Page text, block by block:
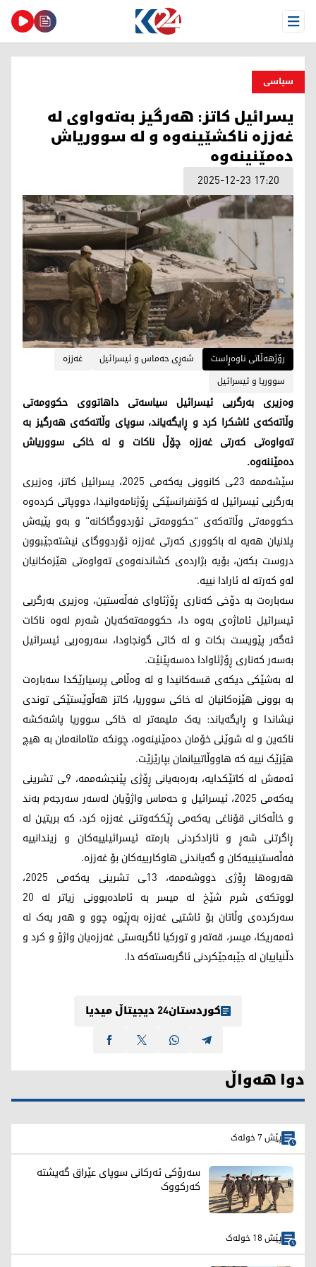
Open Menu
سیاسی
یسرائیل کاتز: هەرگیز بەتەواوی لە
غەززە ناکشێینەوە و لە سووریاش
دەمێنینەوە
2025-12-23 17:20
رۆژهەڵاتی ناوەڕاست شەڕی حەماس و ئیسرائیل
غەززە
سووریا و ئیسرائیل
وەزیری بەرگریی ئیسرائیل سیاسەتی داهاتووی حکوومەتی
وڵاتەکەی ئاشکرا کرد و ڕایگەیاند، سوپای وڵاتەکەی هەرگیز بە
تەواوەتی کەرتی غەززە چۆڵ ناکات و لە خاکی سووریاش
دەمێننەوە.
سێشەممە 23ـی کانوونی یەکەمی 2025، یسرائیل کاتز، وەزیری
بەرگریی ئیسرائیل لە کۆنفرانسێکی ڕۆژنامەوانیدا، دووپاتی کردەوە
حکوومەتی وڵاتەکەی "حکوومەتی ئۆردووگاکانە" و بەو پێیەش
پلانیان هەیە لە باکووری کەرتی غەززە ئۆردووگای نیشتەجێبوون
دروست بکەن، بۆیە بژاردەی کشاندنەوەی تەواوەتی هێزەکانیان
لەو کەرتە لە ئارادا نییە.
سەبارەت بە دۆخی کەناری ڕۆژئاوای فەڵەستین، وەزیری بەرگریی
ئیسرائیل ئاماژەی بەوە دا، حکوومەتەکەیان شەرم لەوە ناکات
ئەگەر پێویست بکات و لە کاتی گونجاودا، سەروەریی ئیسرائیل
بەسەر کەناری ڕۆژئاوادا دەسەپێنێت.
لە بەشێکی دیکەی قسەکانیدا و لە وەڵامی پرسیارێکدا سەبارەت
بە بوونی هێزەکانیان لە خاکی سووریا، کاتز هەڵوێستێکی توندی
نیشاندا و ڕایگەیاند: یەک ملیمەتر لە خاکی سووریا پاشەکشە
ناکەین و لە شوێنی خۆمان دەمێنینەوە، چونکە متامانەمان بە هیچ
هێزێک نییە کە هاووڵاتییانمان بپارێزێت.
ئەمەش لە کاتێکدایە، بەرەبەیانی ڕۆژی پێنجشەممە، 9ـی تشرینی
یەکەمی 2025، ئیسرائیل و حەماس واژۆیان لەسەر سەرجەم بەند
و خاڵەکانی قۆناغی یەکەمی ڕێککەوتنی غەززە کرد، کە بریتین لە
ڕاگرتنی شەڕ و ئازادکردنی بارمتە ئیسرائیلییەکان و زیندانییە
فەڵەستینییەکان و گەیاندنی هاوکارییەکان بۆ غەززە.
هەروەها ڕۆژی دووشەممە، 13ـی تشرینی یەکەمی 2025،
لووتکەی شرم شێخ لە میسر بە ئامادەبوونی زیاتر لە 20
سەرکردەی وڵاتان بۆ ئاشتیی غەززە بەڕێوە چوو و هەر یەک لە
ئەمەریکا، میسر، قەتەر و تورکیا ئاگربەستی غەززەیان واژۆ و کرد و
دڵنیاییان لە جێبەجێکردنی ئاگربەستەکە دا.
کوردستان24 دیجیتاڵ میدیا
دوا هەواڵ
پێش 7 خولەک
سەرۆکی ئەرکانی سوپای عێراق گەیشتە
کەرکووک
پێش 18 خولەک